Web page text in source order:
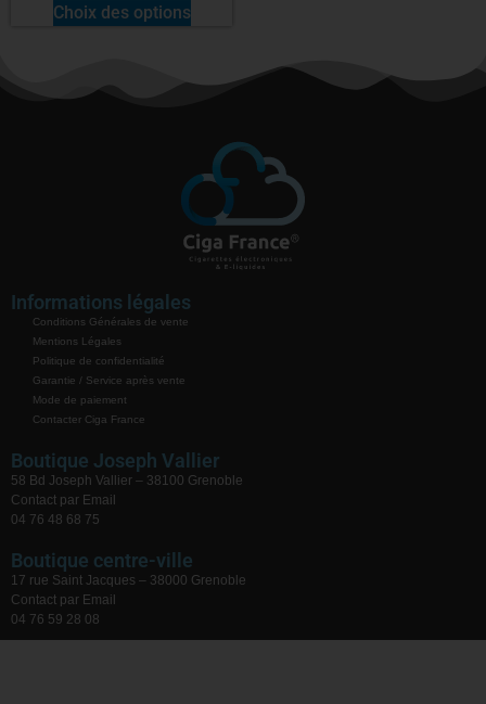
Choix des options
Informations légales
Conditions Générales de vente
Mentions Légales
Politique de confidentialité
Garantie / Service après vente
Mode de paiement
Contacter Ciga France
Boutique Joseph Vallier
58 Bd Joseph Vallier – 38100 Grenoble
Contact par Email
04 76 48 68 75
Boutique centre-ville
17 rue Saint Jacques – 38000 Grenoble
Contact par Email
04 76 59 28 08